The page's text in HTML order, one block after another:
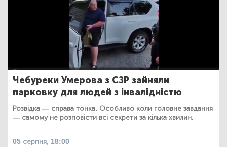
Чебуреки Умерова з СЗР зайняли
парковку для людей з інвалідністю
Розвідка — справа тонка. Особливо коли головне завдання
— самому не розповісти всі секрети за кілька хвилин.
05 серпня, 18:00